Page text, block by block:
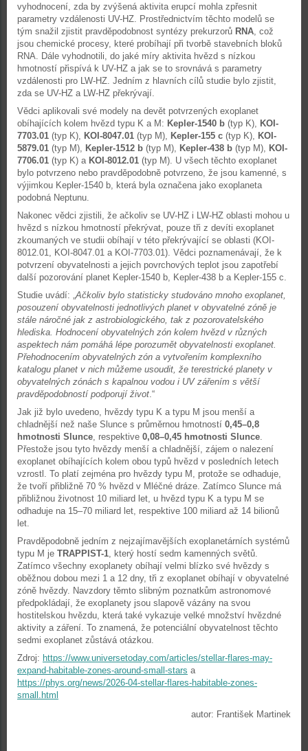
vyhodnocení, zda by zvýšená aktivita erupcí mohla zpřesnit
parametry vzdálenosti UV-HZ. Prostřednictvím těchto modelů se
tým snažil zjistit pravděpodobnost syntézy prekurzorů RNA , což
jsou chemické procesy, které probíhají při tvorbě stavebních bloků
RNA. Dále vyhodnotili, do jaké míry aktivita hvězd s nízkou
hmotností přispívá k UV-HZ a jak se to srovnává s parametry
vzdálenosti pro LW-HZ. Jedním z hlavních cílů studie bylo zjistit,
zda se UV-HZ a LW-HZ překrývají.
Vědci aplikovali své modely na devět potvrzených exoplanet
obíhajících kolem hvězd typu K a M: Kepler-1540 b (typ K), KOI-
7703.01 (typ K), KOI-8047.01 (typ M), Kepler-155 c (typ K), KOI-
5879.01 (typ M), Kepler-1512 b (typ M), Kepler-438 b (typ M), KOI-
7706.01 (typ K) a KOI-8012.01 (typ M). U všech těchto exoplanet
bylo potvrzeno nebo pravděpodobně potvrzeno, že jsou kamenné, s
výjimkou Kepler-1540 b, která byla označena jako exoplaneta
podobná Neptunu.
Nakonec vědci zjistili, že ačkoliv se UV-HZ i LW-HZ oblasti mohou u
hvězd s nízkou hmotností překrývat, pouze tři z devíti exoplanet
zkoumaných ve studii obíhají v této překrývající se oblasti (KOI-
8012.01, KOI-8047.01 a KOI-7703.01). Vědci poznamenávají, že k
potvrzení obyvatelnosti a jejich povrchových teplot jsou zapotřebí
další pozorování planet Kepler-1540 b, Kepler-438 b a Kepler-155 c.
Studie uvádí: „ Ačkoliv bylo statisticky studováno mnoho exoplanet,
posouzení obyvatelnosti jednotlivých planet v obyvatelné zóně je
stále náročné jak z astrobiologického, tak z pozorovatelského
hlediska. Hodnocení obyvatelných zón kolem hvězd v různých
aspektech nám pomáhá lépe porozumět obyvatelnosti exoplanet.
Přehodnocením obyvatelných zón a vytvořením komplexního
katalogu planet v nich můžeme usoudit, že terestrické planety v
obyvatelných zónách s kapalnou vodou i UV zářením s větší
pravděpodobností podporují život .“
Jak již bylo uvedeno, hvězdy typu K a typu M jsou menší a
chladnější než naše Slunce s průměrnou hmotností 0,45–0,8
hmotnosti Slunce , respektive 0,08–0,45 hmotnosti Slunce
Přestože jsou tyto hvězdy menší a chladnější, zájem o nalezení
exoplanet obíhajících kolem obou typů hvězd v posledních letech
vzrostl. To platí zejména pro hvězdy typu M, protože se odhaduje,
že tvoří přibližně 70 % hvězd v Mléčné dráze. Zatímco Slunce má
přibližnou životnost 10 miliard let, u hvězd typu K a typu M se
odhaduje na 15–70 miliard let, respektive 100 miliard až 14 bilionů
let.
Pravděpodobně jedním z nejzajímavějších exoplanetárních systémů
typu M je TRAPPIST-1 , který hostí sedm kamenných světů.
Zatímco všechny exoplanety obíhají velmi blízko své hvězdy s
oběžnou dobou mezi 1 a 12 dny, tři z exoplanet obíhají v obyvatelné
zóně hvězdy. Navzdory těmto slibným poznatkům astronomové
předpokládají, že exoplanety jsou slapově vázány na svou
hostitelskou hvězdu, která také vykazuje velké množství hvězdné
aktivity a záření. To znamená, že potenciální obyvatelnost těchto
sedmi exoplanet zůstává otázkou.
Zdroj: https://www.universetoday.com/articles/stellar-flares-may-
expand-habitable-zones-around-small-stars a
https://phys.org/news/2026-04-stellar-flares-habitable-zones-
small.html
autor: František Martinek